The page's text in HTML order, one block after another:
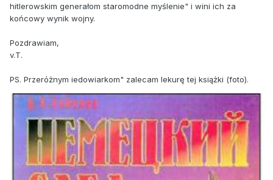
hitlerowskim generałom staromodne myślenie" i wini ich za
końcowy wynik wojny.
Pozdrawiam,
v.T.
PS. Przeróżnym iedowiarkom" zalecam lekurę tej książki (foto).